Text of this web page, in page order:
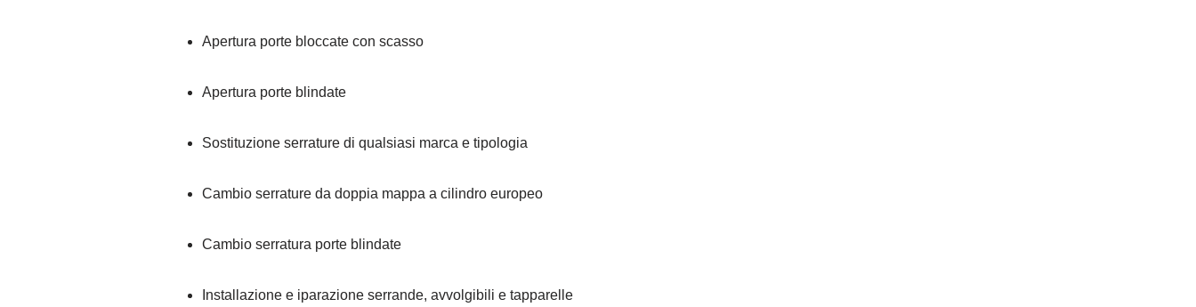
Apertura porte bloccate con scasso
Apertura porte blindate
Sostituzione serrature di qualsiasi marca e tipologia
Cambio serrature da doppia mappa a cilindro europeo
Cambio serratura porte blindate
Installazione e iparazione serrande, avvolgibili e tapparelle